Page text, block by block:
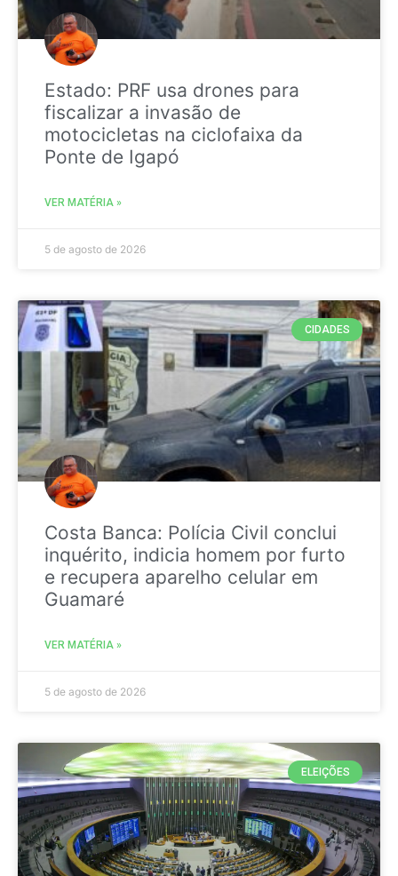
Estado: PRF usa drones para
fiscalizar a invasão de
motocicletas na ciclofaixa da
Ponte de Igapó
VER MATÉRIA »
5 de agosto de 2026
CIDADES
Costa Banca: Polícia Civil conclui
inquérito, indicia homem por furto
e recupera aparelho celular em
Guamaré
VER MATÉRIA »
5 de agosto de 2026
ELEIÇÕES